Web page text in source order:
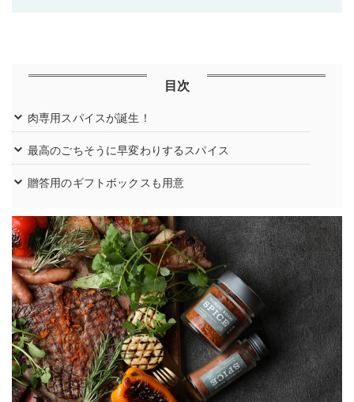
目次
肉専用スパイスが誕生！
最高のごちそうに早変わりするスパイス
贈答用のギフトボックスも用意